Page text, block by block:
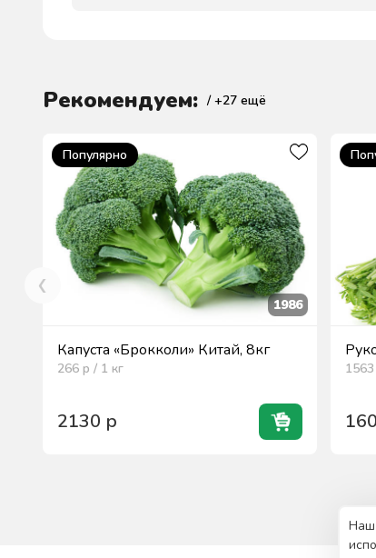
Рекомендуем: / +27 ещё
Популярно
1986
Капуста «Брокколи» Китай, 8кг
266 р / 1 кг
2130 р
1563
160
Наш